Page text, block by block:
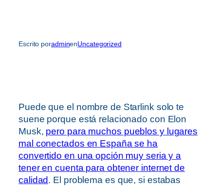
Escrito poradminenUncategorized
Puede que el nombre de Starlink solo te
suene porque está relacionado con Elon
Musk, pero para muchos pueblos y lugares
mal conectados en España se ha
convertido en una opción muy seria y a
tener en cuenta para obtener internet de
calidad. El problema es que, si estabas